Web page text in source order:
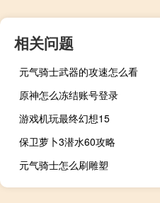
相关问题
元气骑士武器的攻速怎么看
原神怎么冻结账号登录
游戏机玩最终幻想15
保卫萝卜3潜水60攻略
元气骑士怎么刷雕塑